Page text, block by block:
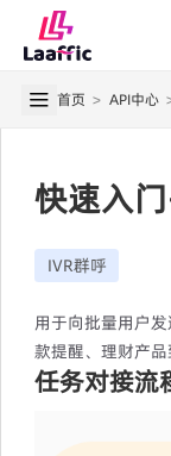
首页 > API中心
快速入
IVR群呼
用于向批量用户
款提醒、理财产品
任务对接流